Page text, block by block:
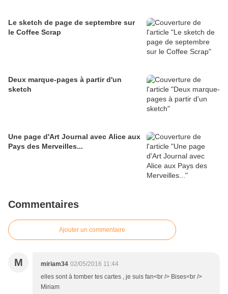
Le sketch de page de septembre sur
le Coffee Scrap
Deux marque-pages à partir d'un
sketch
Une page d'Art Journal avec Alice aux
Pays des Merveilles...
Commentaires
Ajouter un commentaire
M miriam34 02/05/2016 11:44
elles sont à tomber tes cartes , je suis fan<br /> Bises<br />
Miriam